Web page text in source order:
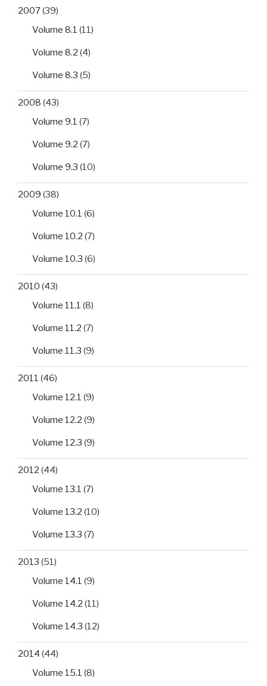
2007(39)
Volume 8.1 (11)
Volume 8.2 (4)
Volume 8.3 (5)
2008 (43)
Volume 9.1 (7)
Volume 9.2 (7)
Volume 9.3 (10)
2009 (38)
Volume 10.1 (6)
Volume 10.2 (7)
Volume 10.3 (6)
2010 (43)
Volume 11.1 (8)
Volume 11.2 (7)
Volume 11.3 (9)
2011 (46)
Volume 12.1 (9)
Volume 12.2 (9)
Volume 12.3 (9)
2012 (44)
Volume 13.1 (7)
Volume 13.2 (10)
Volume 13.3 (7)
2013 (51)
Volume 14.1 (9)
Volume 14.2 (11)
Volume 14.3 (12)
2014 (44)
Volume 15.1 (8)